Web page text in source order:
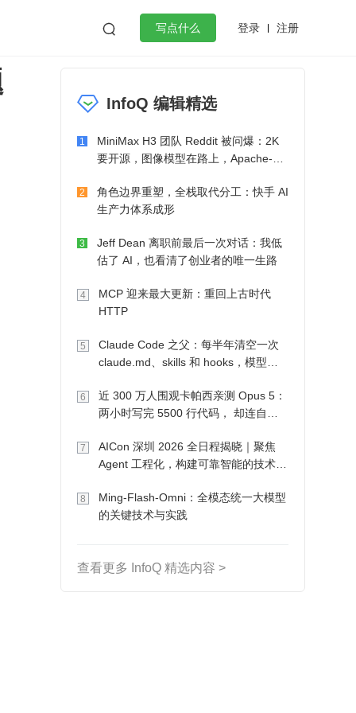
 写点什么 登录 注册
微服务架构 flutter
InfoQ 编辑精选
1
MiniMax H3 团队 Reddit 被问爆：2K
要开源，图像模型在路上，Apache-2.0
2
角色边界重塑，全栈取代分工：快手 AI
生产力体系成形
3
Jeff Dean 离职前最后一次对话：我低
估了 AI，也看清了创业者的唯一生路
4
MCP 迎来最大更新：重回上古时代
HTTP
5
Claude Code 之父：每半年清空一次
claude.md、skills 和 hooks，模型自
6
近 300 万人围观卡帕西亲测 Opus 5：
两小时写完 5500 行代码， 却连自己
7
AICon 深圳 2026 全日程揭晓｜聚焦
Agent 工程化，构建可靠智能的技术路
8
Ming-Flash-Omni：全模态统一大模型
的关键技术与实践
查看更多 InfoQ 精选内容 >